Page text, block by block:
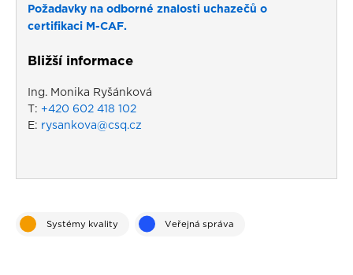
Požadavky na odborné znalosti uchazečů o
certifikaci M-CAF.
Bližší informace
Ing. Monika Ryšánková
T: +420 602 418 102
E: rysankova@csq.cz
Systémy kvality Veřejná správa